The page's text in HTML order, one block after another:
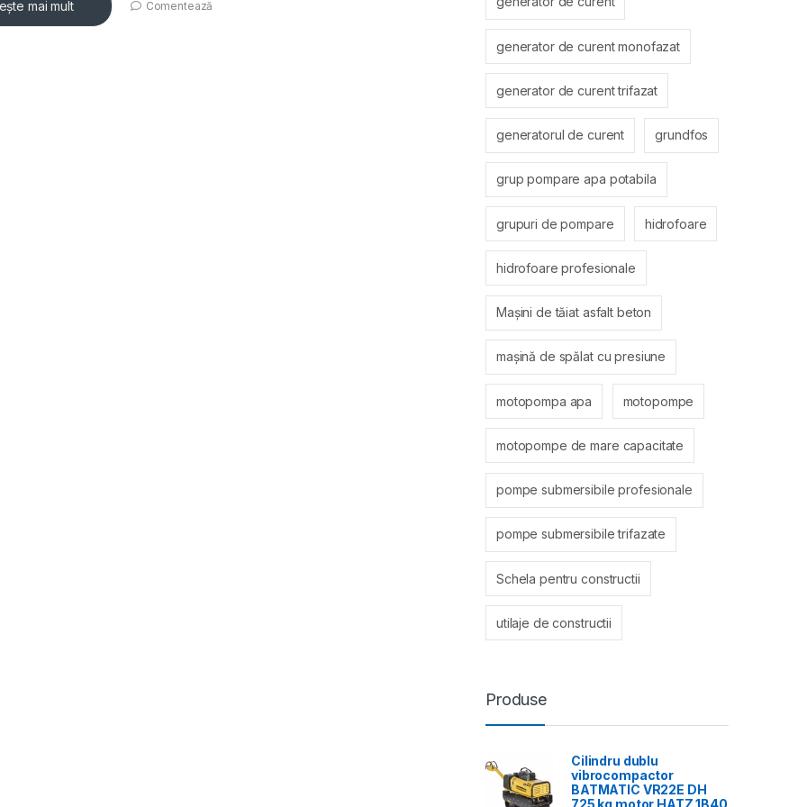
mai mult Comentează
generator de curent monofazat
generator de curent trifazat
generatorul de curent grundfos
grup pompare apa potabila
grupuri de pompare hidrofoare
hidrofoare profesionale
Mașini de tăiat asfalt beton
mașină de spălat cu presiune
motopompa apa motopompe
motopompe de mare capacitate
pompe submersibile profesionale
pompe submersibile trifazate
Schela pentru constructii
utilaje de constructii
Produse
Cilindru dublu
vibrocompactor
BATMATIC VR22E DH